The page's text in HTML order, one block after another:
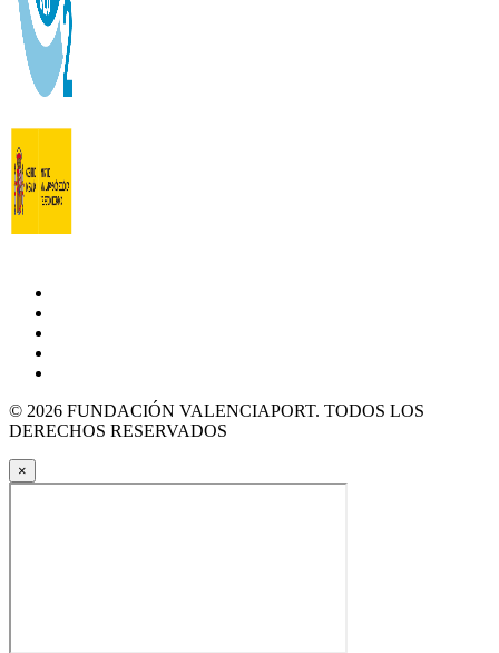
© 2026 FUNDACIÓN VALENCIAPORT. TODOS LOS
DERECHOS RESERVADOS
×